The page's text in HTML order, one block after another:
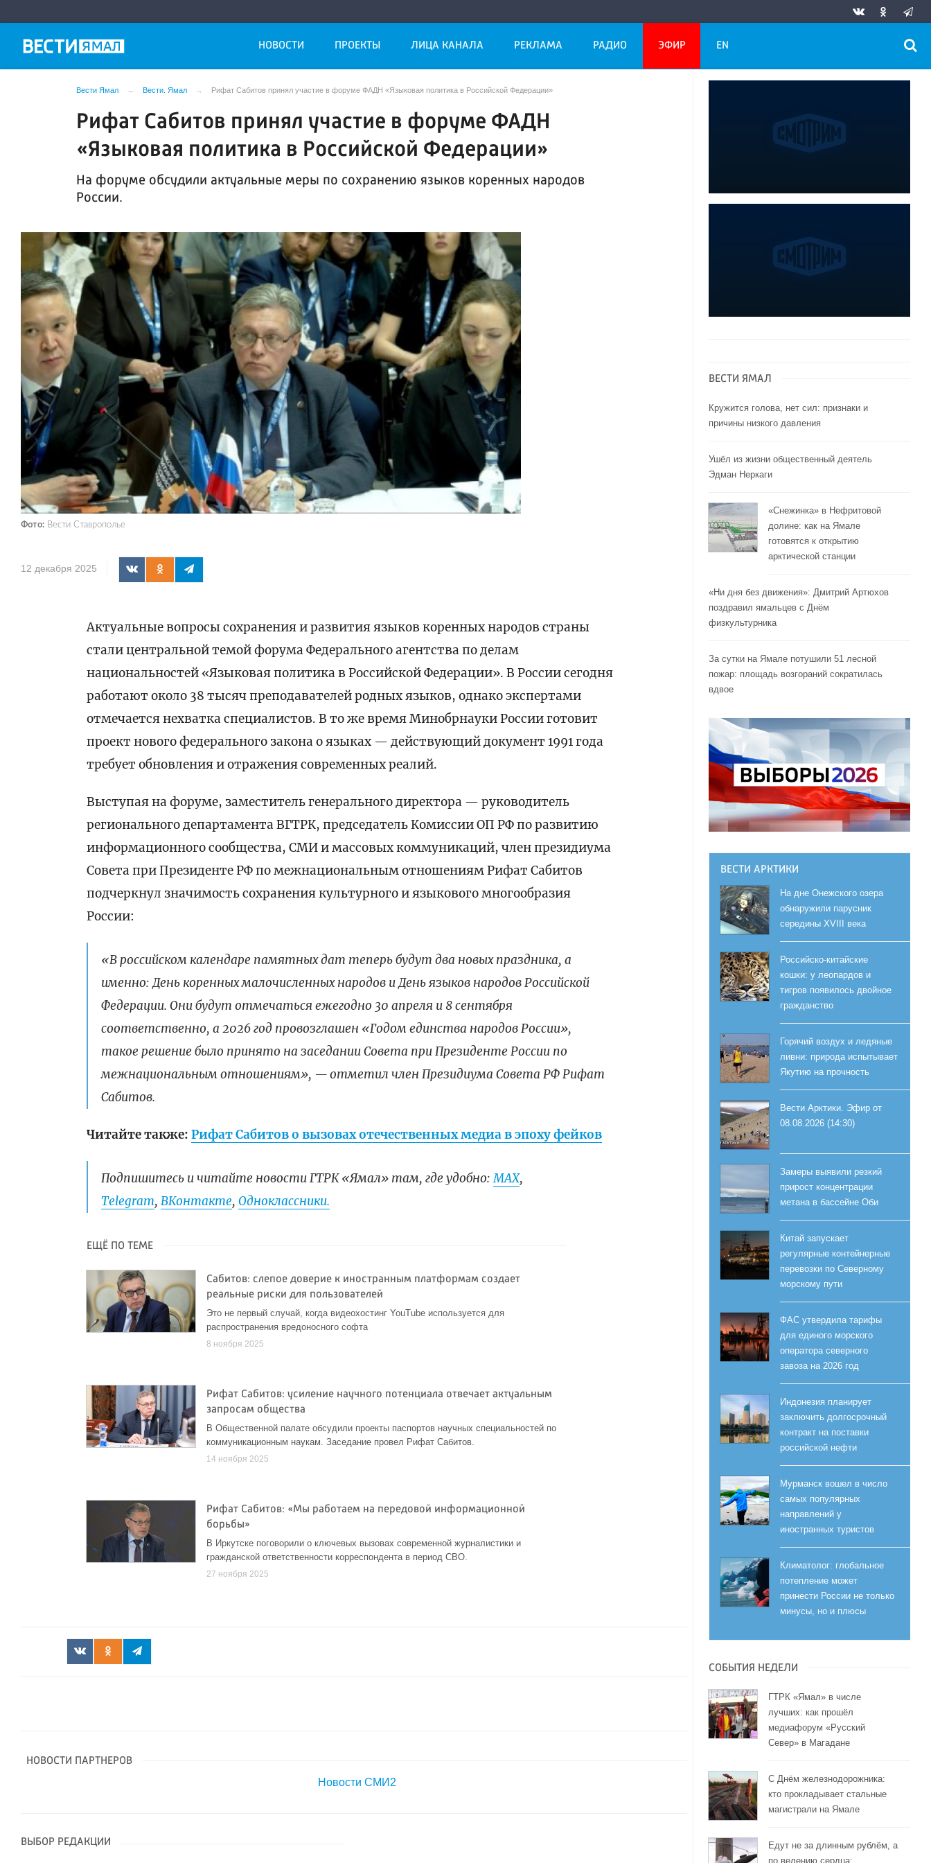
НОВОСТИ ПРОЕКТЫ ЛИЦА КАНАЛА РЕКЛАМА РАДИО ЭФИР EN
Вести Ямал Вести. Ямал Рифат Сабитов принял участие в форуме ФАДН «Языковая политика в Российской Федерации»
Рифат Сабитов принял участие в форуме ФАДН
«Языковая политика в Российской Федерации»
На форуме обсудили актуальные меры по сохранению языков коренных народов
России.
Фото: Вести Ставрополье
12 декабря 2025
Актуальные вопросы сохранения и развития языков коренных народов страны
стали центральной темой форума Федерального агентства по делам
национальностей «Языковая политика в Российской Федерации». В России сегодня
работают около 38 тысяч преподавателей родных языков, однако экспертами
отмечается нехватка специалистов. В то же время Минобрнауки России готовит
проект нового федерального закона о языках — действующий документ 1991 года
требует обновления и отражения современных реалий.
Выступая на форуме, заместитель генерального директора — руководитель
регионального департамента ВГТРК, председатель Комиссии ОП РФ по развитию
информационного сообщества, СМИ и массовых коммуникаций, член президиума
Совета при Президенте РФ по межнациональным отношениям Рифат Сабитов
подчеркнул значимость сохранения культурного и языкового многообразия
России:
«В российском календаре памятных дат теперь будут два новых праздника, а
именно: День коренных малочисленных народов и День языков народов Российской
Федерации. Они будут отмечаться ежегодно 30 апреля и 8 сентября
соответственно, а 2026 год провозглашен «Годом единства народов России»,
такое решение было принято на заседании Совета при Президенте России по
межнациональным отношениям», — отметил член Президиума Совета РФ Рифат
Сабитов.
Читайте также:Рифат Сабитов о вызовах отечественных медиа в эпоху фейков
Подпишитесь и читайте новости ГТРК «Ямал» там, где удобно:МАХ,
Telegram,ВКонтакте,Одноклассники.
ЕЩЁ ПО ТЕМЕ
Сабитов: слепое доверие к иностранным платформам создает
реальные риски для пользователей
Это не первый случай, когда видеохостинг YouTube используется для
распространения вредоносного софта
8 ноября 2025
Рифат Сабитов: усиление научного потенциала отвечает актуальным
запросам общества
В Общественной палате обсудили проекты паспортов научных специальностей по
коммуникационным наукам. Заседание провел Рифат Сабитов.
14 ноября 2025
Рифат Сабитов: «Мы работаем на передовой информационной
борьбы»
В Иркутске поговорили о ключевых вызовах современной журналистики и
гражданской ответственности корреспондента в период СВО.
27 ноября 2025
НОВОСТИ ПАРТНЕРОВ
Новости СМИ2
ВЫБОР РЕДАКЦИИ
ВЕСТИ ЯМАЛ
Кружится голова, нет сил: признаки и
причины низкого давления
Ушёл из жизни общественный деятель
Эдман Неркаги
«Снежинка» в Нефритовой
долине: как на Ямале
готовятся к открытию
арктической станции
«Ни дня без движения»: Дмитрий Артюхов
поздравил ямальцев с Днём
физкультурника
За сутки на Ямале потушили 51 лесной
пожар: площадь возгораний сократилась
вдвое
ВЕСТИ АРКТИКИ
На дне Онежского озера
обнаружили парусник
середины XVIII века
Российско-китайские
кошки: у леопардов и
тигров появилось двойное
гражданство
Горячий воздух и ледяные
ливни: природа испытывает
Якутию на прочность
Вести Арктики. Эфир от
08.08.2026 (14:30)
Замеры выявили резкий
прирост концентрации
метана в бассейне Оби
Китай запускает
регулярные контейнерные
перевозки по Северному
морскому пути
ФАС утвердила тарифы
для единого морского
оператора северного
завоза на 2026 год
Индонезия планирует
заключить долгосрочный
контракт на поставки
российской нефти
Мурманск вошел в число
самых популярных
направлений у
иностранных туристов
Климатолог: глобальное
потепление может
принести России не только
минусы, но и плюсы
СОБЫТИЯ НЕДЕЛИ
ГТРК «Ямал» в числе
лучших: как прошёл
медиафорум «Русский
Север» в Магадане
С Днём железнодорожника:
кто прокладывает стальные
магистрали на Ямале
Едут не за длинным рублём, а
по велению сердца: